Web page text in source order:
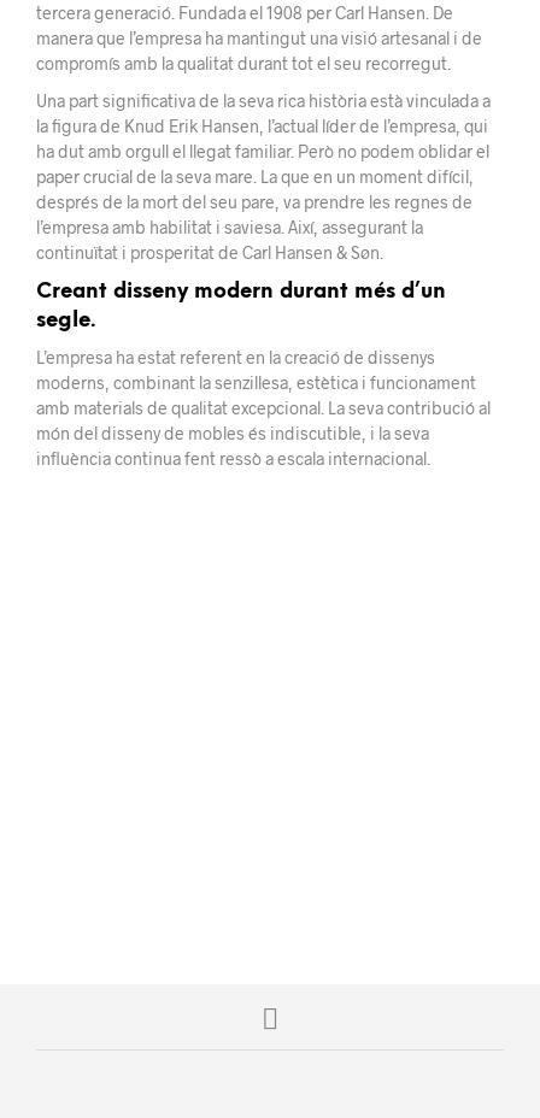
tercera generació. Fundada el 1908 per Carl Hansen. De
manera que l’empresa ha mantingut una visió artesanal i de
compromís amb la qualitat durant tot el seu recorregut.
Una part significativa de la seva rica història està vinculada a
la figura de Knud Erik Hansen, l’actual líder de l’empresa, qui
ha dut amb orgull el llegat familiar. Però no podem oblidar el
paper crucial de la seva mare. La que en un moment difícil,
després de la mort del seu pare, va prendre les regnes de
l’empresa amb habilitat i saviesa. Així, assegurant la
continuïtat i prosperitat de Carl Hansen & Søn.
Creant disseny modern durant més d’un
segle.
L’empresa ha estat referent en la creació de dissenys
moderns, combinant la senzillesa, estètica i funcionament
amb materials de qualitat excepcional. La seva contribució al
món del disseny de mobles és indiscutible, i la seva
influència continua fent ressò a escala internacional.